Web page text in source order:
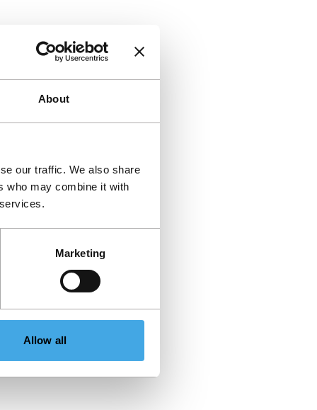
About
our traffic. We also share
who may combine it with
Marketing
Allow all